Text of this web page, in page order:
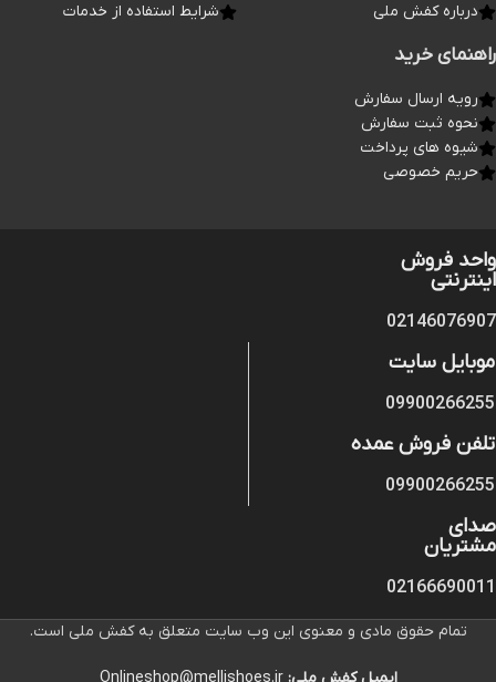
درباره کفش ملی
شرایط استفاده از خدمات
راهنمای خرید
رویه ارسال سفارش
نحوه ثبت سفارش
شیوه های پرداخت
حریم خصوصی
واحد فروش
اینترنتی
02146076907
موبایل سایت
09900266255
تلفن فروش عمده
09900266255
صدای
مشتریان
02166690011
تمام حقوق مادی و معنوی این وب سایت متعلق به کفش ملی است.